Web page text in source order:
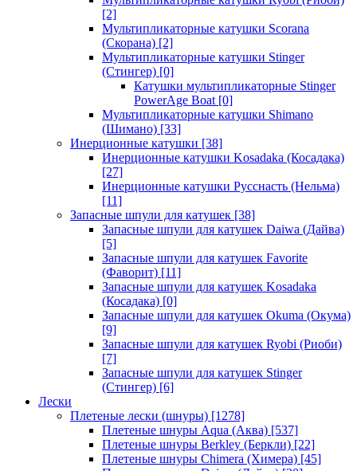
[2]
Мультипликаторные катушки Scorana
(Скорана) [2]
Мультипликаторные катушки Stinger
(Стингер) [0]
Катушки мультипликаторные Stinger
PowerAge Boat [0]
Мультипликаторные катушки Shimano
(Шимано) [33]
Инерционные катушки [38]
Инерционные катушки Kosadaka (Косадака)
[27]
Инерционные катушки Русснасть (Нельма)
[11]
Запасные шпули для катушек [38]
Запасные шпули для катушек Daiwa (Дайва)
[5]
Запасные шпули для катушек Favorite
(Фаворит) [11]
Запасные шпули для катушек Kosadaka
(Косадака) [0]
Запасные шпули для катушек Okuma (Окума)
[9]
Запасные шпули для катушек Ryobi (Риоби)
[7]
Запасные шпули для катушек Stinger
(Стингер) [6]
Лески
Плетеные лески (шнуры) [1278]
Плетеные шнуры Aqua (Аква) [537]
Плетеные шнуры Berkley (Беркли) [22]
Плетеные шнуры Chimera (Химера) [45]